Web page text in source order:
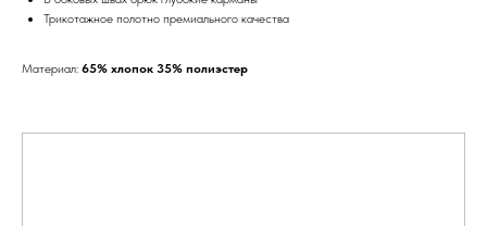
Трикотажное полотно премиального качества
Материал: 65% хлопок 35% полиэстер